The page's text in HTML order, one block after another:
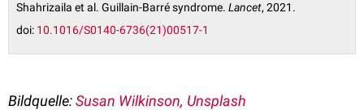
Shahrizaila et al. Guillain-Barré syndrome. Lancet, 2021.
doi: 10.1016/S0140-6736(21)00517-1
Bildquelle:Susan Wilkinson, Unsplash